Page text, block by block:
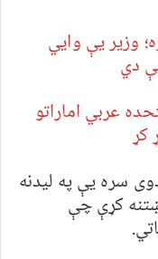
وزیر یې وايي
دي
عربي اماراتو
کړ
سره یې په لیدنه
کړې چې